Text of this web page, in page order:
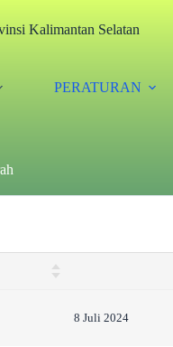
Kalimantan Selatan
PERATURAN
8 Juli 2024